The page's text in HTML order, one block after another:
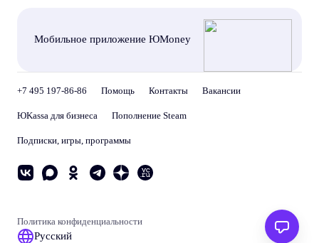
Мобильное приложение ЮMoney
+7 495 197-86-86 Помощь Контакты Вакансии
ЮKassa для бизнеса Пополнение Steam
Подписки, игры, программы
Русский
Политика конфиденциальности